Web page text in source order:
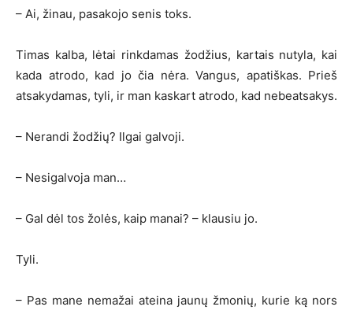
– Ai, žinau, pasakojo senis toks.
Timas kalba, lėtai rinkdamas žodžius, kartais nutyla, kai
kada atrodo, kad jo čia nėra. Vangus, apatiškas. Prieš
atsakydamas, tyli, ir man kaskart atrodo, kad nebeatsakys.
– Nerandi žodžių? Ilgai galvoji.
– Nesigalvoja man…
– Gal dėl tos žolės, kaip manai? – klausiu jo.
Tyli.
– Pas mane nemažai ateina jaunų žmonių, kurie ką nors